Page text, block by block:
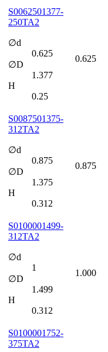
S0062501377-
250TA2
∅d
0.625
∅D
1.377
H
0.25
0.625
S0087501375-
312TA2
∅d
0.875
∅D
1.375
H
0.312
0.875
S0100001499-
312TA2
∅d
1
∅D
1.499
H
0.312
1.000
S0100001752-
375TA2